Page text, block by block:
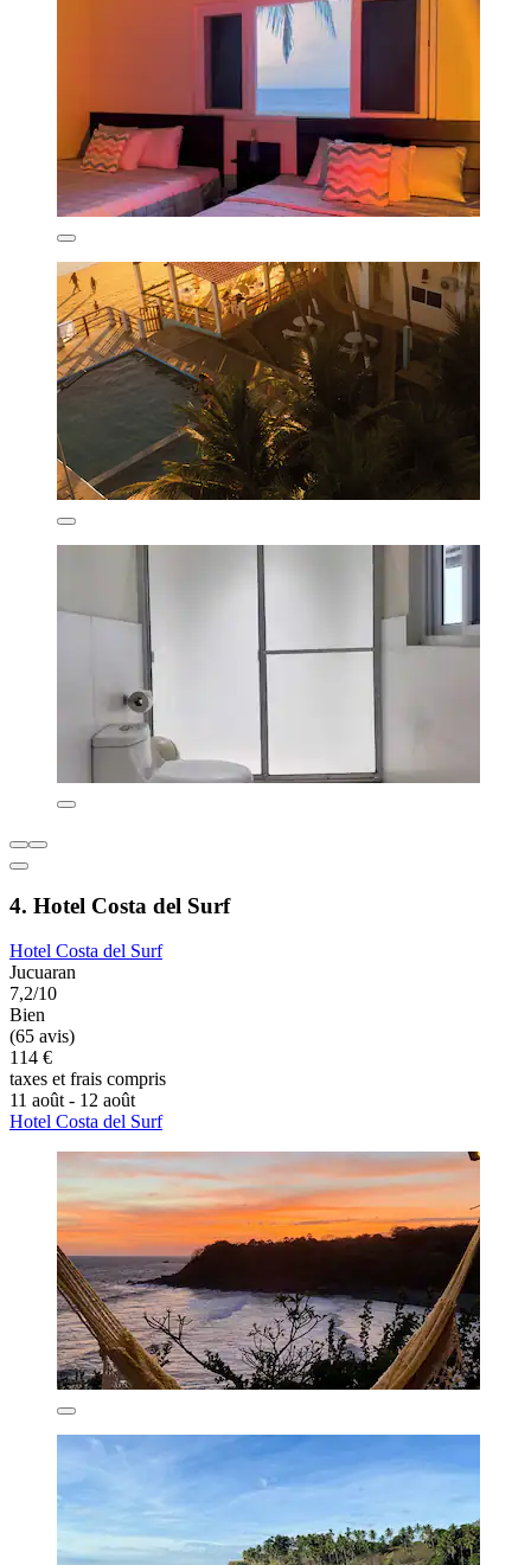
4. Hotel Costa del Surf
Hotel Costa del Surf
Jucuaran
7,2/10
Bien
(65 avis)
114 €
taxes et frais compris
11 août - 12 août
Hotel Costa del Surf